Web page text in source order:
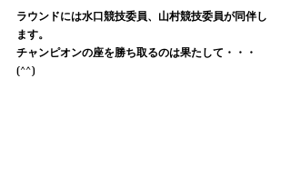
ラウンドには水口競技委員、山村競技委員が同伴し
ます。
チャンピオンの座を勝ち取るのは果たして・・・
(^^)